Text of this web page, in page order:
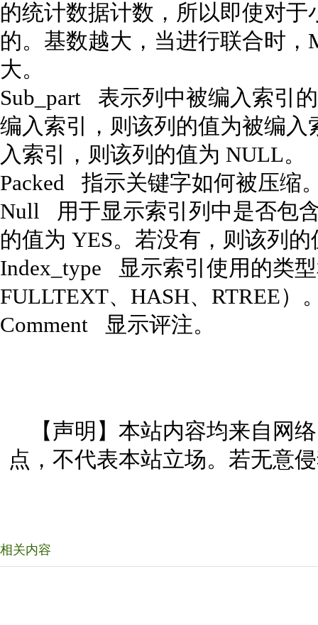
的统计数据计数，所以即使对
的。基数越大，当进行联合时
大。
Sub_part 表示列中被编入索引
编入索引，则该列的值为被编
入索引，则该列的值为 NULL。
Packed 指示关键字如何被压
Null 用于显示索引列中是否包
的值为 YES。若没有，则该列
Index_type 显示索引使用的类
FULLTEXT、HASH、RTREE
Comment 显示评注。
【声明】本站内容均来自网
点，不代表本站立场。若无意
相关内容